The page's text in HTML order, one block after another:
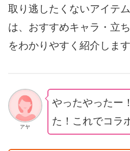
取り逃したくないアイテ
は、おすすめキャラ・立
をわかりやすく紹介します
アヤ
やったやったー
た！これでコラ